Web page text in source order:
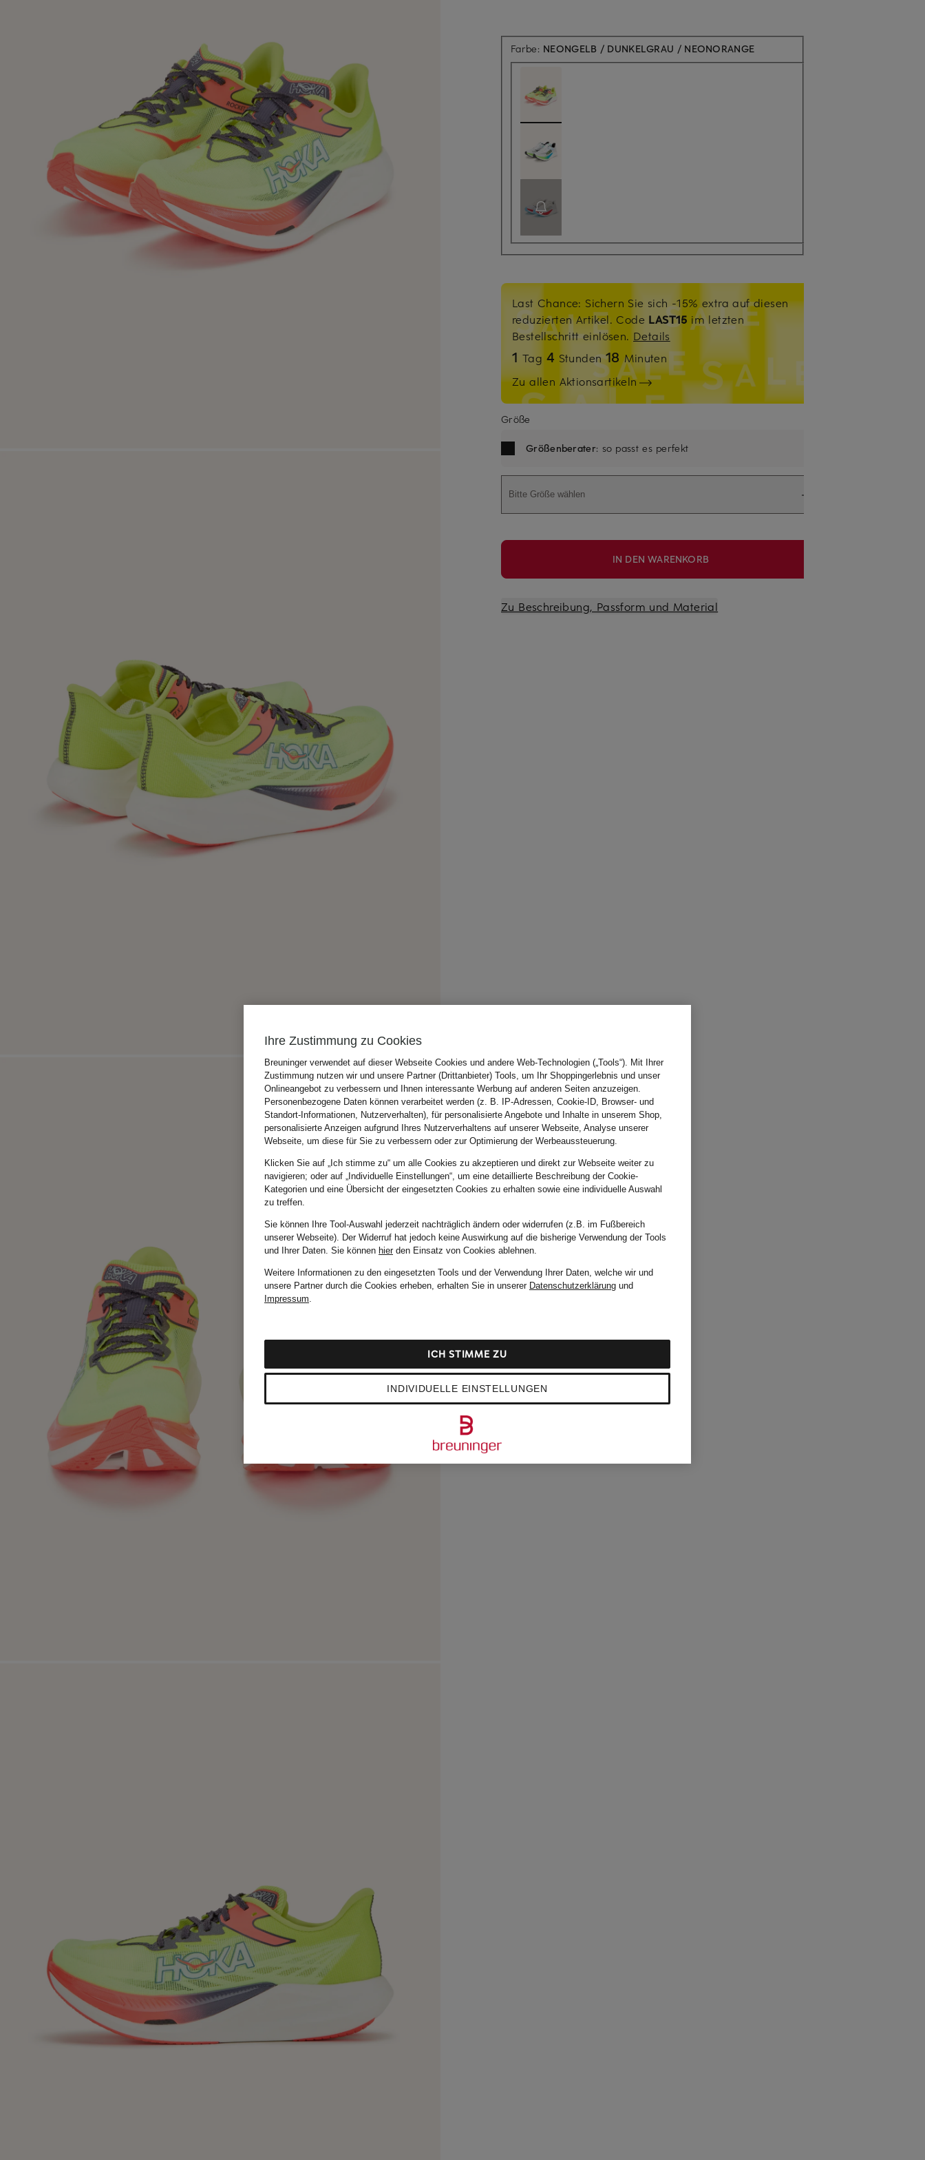
Farbe: NEONGELB / DUNKELGRAU / NEONORANGE
Last Chance: Sichern Sie sich -15% extra auf diesen
reduzierten Artikel. Code LAST15 im letzten
Bestellschritt einlösen. Details
1 Tag 4 Stunden18Minuten
Zu allen Aktionsartikeln
Größe
Größenberater: so passt es perfekt
Bitte Größe wählen
IN DEN WARENKORB
Zu Beschreibung, Passform und Material
Ihre Zustimmung zu Cookies
Breuninger verwendet auf dieser Webseite Cookies und andere Web-Technologien („Tools“). Mit Ihrer
Zustimmung nutzen wir und unsere Partner (Drittanbieter) Tools, um Ihr Shoppingerlebnis und unser
Onlineangebot zu verbessern und Ihnen interessante Werbung auf anderen Seiten anzuzeigen.
Personenbezogene Daten können verarbeitet werden (z. B. IP-Adressen, Cookie-ID, Browser- und
Standort-Informationen, Nutzerverhalten), für personalisierte Angebote und Inhalte in unserem Shop,
personalisierte Anzeigen aufgrund Ihres Nutzerverhaltens auf unserer Webseite, Analyse unserer
Webseite, um diese für Sie zu verbessern oder zur Optimierung der Werbeaussteuerung.
Klicken Sie auf „Ich stimme zu“ um alle Cookies zu akzeptieren und direkt zur Webseite weiter zu
navigieren; oder auf „Individuelle Einstellungen“, um eine detaillierte Beschreibung der Cookie-
Kategorien und eine Übersicht der eingesetzten Cookies zu erhalten sowie eine individuelle Auswahl
zu treffen.
Sie können Ihre Tool-Auswahl jederzeit nachträglich ändern oder widerrufen (z.B. im Fußbereich
unserer Webseite). Der Widerruf hat jedoch keine Auswirkung auf die bisherige Verwendung der Tools
und Ihrer Daten. Sie können hierden Einsatz von Cookies ablehnen.
Weitere Informationen zu den eingesetzten Tools und der Verwendung Ihrer Daten, welche wir und
unsere Partner durch die Cookies erheben, erhalten Sie in unserer Datenschutzerklärung und
Impressum.
INDIVIDUELLE EINSTELLUNGEN
ICH STIMME ZU